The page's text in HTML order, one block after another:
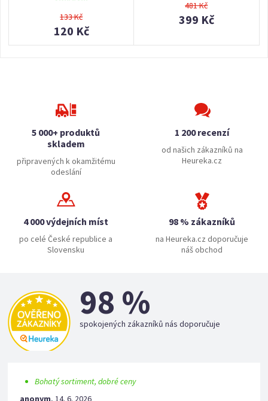
133 Kč
120 Kč
481 Kč
399 Kč
5 000+ produktů
skladem
připravených k okamžitému
odeslání
1 200 recenzí
od našich zákazníků na
Heureka.cz
4 000 výdejních míst
po celé České republice a
Slovensku
98 % zákazníků
na Heureka.cz doporučuje
náš obchod
98 %
spokojených zákazníků nás doporučuje
Bohatý sortiment, dobré ceny
anonym,14. 6. 2026